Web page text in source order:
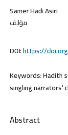
Samer Hadi Asiri
مؤلف
DOI:https://
Keywords:Hadith
singling narrators’
Abstract